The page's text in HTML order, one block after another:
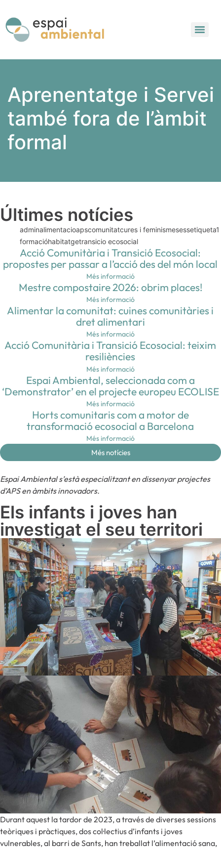
Aprenentatge i Servei
també fora de l’àmbit
formal
Últimes notícies
adminalimentacioapscomunitatcures i feminismesessetiqueta1
formacióhabitatgetransicio ecosocial
Acció Comunitària i Transició Ecosocial:
propostes per passar a l’acció des del món local
Més informació
Mestre compostaire 2026: obrim places!
Més informació
Alimentar la comunitat: cuines comunitàries i
dret alimentari
Més informació
Acció Comunitària i Transició Ecosocial: teixim
resiliències
Més informació
Espai Ambiental, seleccionada com a
‘Demonstrator’ en el projecte europeu ECOLISE
Més informació
Horts comunitaris com a motor de
transformació ecosocial a Barcelona
Més informació
Més notícies
Espai Ambiental s’està especialitzant en dissenyar projectes
d’APS en àmbits innovadors.
Els infants i joves han
investigat el seu territori
Durant aquest la tardor de 2023, a través de diverses sessions
teòriques i pràctiques, dos col·lectius d’infants i joves
vulnerables, al barri de Sants, han treballat l’alimentació sana,